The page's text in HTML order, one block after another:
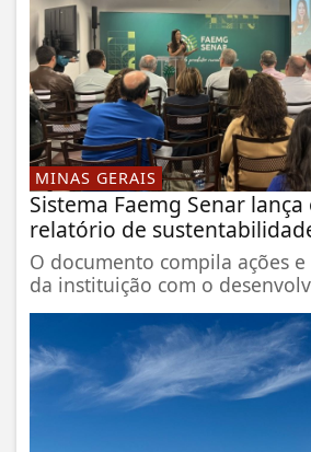
MINAS GERAIS
Sistema Faemg Senar
relatório de
O documento compila ações
da instituição com o